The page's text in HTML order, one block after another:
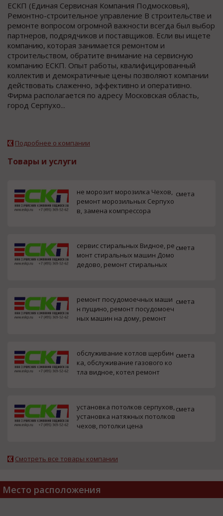
ЕСКП (Единая Сервисная Компания Подмосковья),
Ремонтно-строительное управление В строительстве и
ремонте вопросом огромной важности всегда был выбор
партнеров, подрядчиков и поставщиков. Если вы ищете
компанию, которая занимается ремонтом и
строительством, обратите внимание на сервисную
компанию ЕСКП. Опыт работы, квалифицированный
коллектив и демократичные цены позволяют компании
действовать слаженно, эффективно и оперативно.
Фирма располагается по адресу Московская область,
город Серпухо...
Подробнее о компании
Товары и услуги
не морозит морозилка Чехов,
ремонт морозильных Серпухо
в, замена компрессора
смета
сервис стиральных Видное, ре
монт стиральных машин Домо
дедово, ремонт стиральных
смета
ремонт посудомоечных маши
н пущино, ремонт посудомоеч
ных машин на дому, ремонт
смета
обслуживание котлов щербин
ка, обслуживание газового ко
тла видное, котел ремонт
смета
установка потолков серпухов,
установка натяжных потолков
чехов, потолки цена
смета
Смотреть все товары компании
Место расположения